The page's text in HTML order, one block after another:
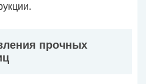
прочных